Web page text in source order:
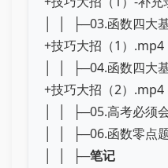
│ │ ├─03.函数四大
+技巧大招（1）.mp4
│ │ ├─04.函数四大
+技巧大招（2）.mp4
│ │ ├─05.高考必须
│ │ ├─06.函数零点
│ │ ├─笔记